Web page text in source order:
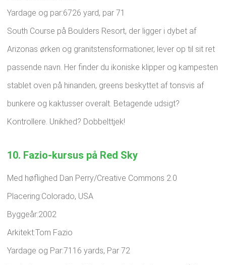
Yardage og par:6726 yard, par 71
South Course på Boulders Resort, der ligger i dybet af
Arizonas ørken og granitstensformationer, lever op til sit ret
passende navn. Her finder du ikoniske klipper og kampesten
stablet oven på hinanden, greens beskyttet af tonsvis af
bunkere og kaktusser overalt. Betagende udsigt?
Kontrollere. Unikhed? Dobbelttjek!
10. Fazio-kursus på Red Sky
Med høflighed Dan Perry/Creative Commons 2.0
Placering:Colorado, USA
Byggeår:2002
Arkitekt:Tom Fazio
Yardage og Par:7116 yards, Par 72